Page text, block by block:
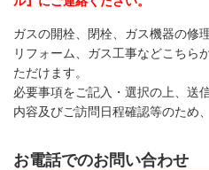
ガスの開栓、閉栓、ガス機器の修
リフォーム、ガス工事などこちら
ただけます。
必要事項をご記入・選択の上、送
内容及びご訪問日程確認等のため
お電話でのお問い合わせ